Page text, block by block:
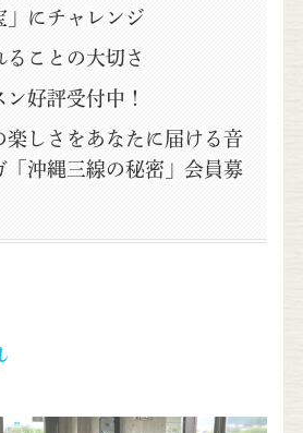
」にチャレンジ
ることの大切さ
好評受付中！
楽しさをあなたに届ける音
「沖縄三線の秘密」会員募